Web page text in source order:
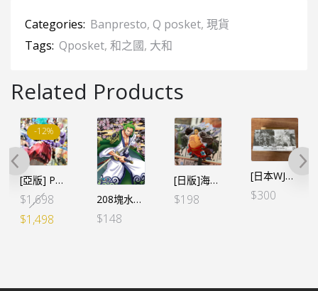
Categories: Banpresto, Q posket, 現貨
Tags: Qposket, 和之國, 大和
Related Products
-12%
[亞版] Portrait.Of.Pirates POP ONE PIECE “WA-MAXIMUM” 大和 (亞版)
$1,698
$1,498
208塊水晶砌圖 – 和之國 卓洛
$148
[日版]海賊王 KING OF ARTIST KOA – THE MONKEY.D.LUFFY GEAR4- 路飛 猿王統
$198
[日本WJ應募限定] WCF 第5彈 凱多&大和 覺醒形態 (2個SET)
$300